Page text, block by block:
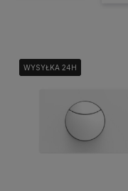
WYSYŁKA 24H
WYSYŁKA 24H
WYSYŁKA 24H